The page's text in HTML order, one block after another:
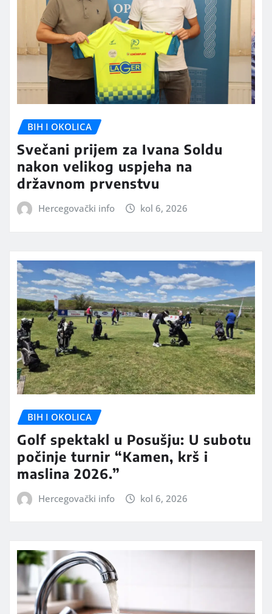
BIH I OKOLICA
Svečani prijem za Ivana Soldu
nakon velikog uspjeha na
državnom prvenstvu
Hercegovački info kol 6, 2026
BIH I OKOLICA
Golf spektakl u Posušju: U subotu
počinje turnir “Kamen, krš i
maslina 2026.”
Hercegovački info kol 6, 2026